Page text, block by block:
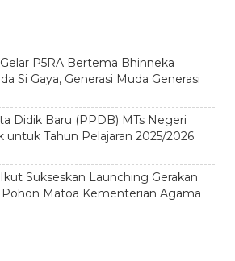
P5RA Bertema Bhinneka
Si Gaya, Generasi Muda Generasi
Didik Baru (PPDB) MTs Negeri
untuk Tahun Pelajaran 2025/2026
Sukseskan Launching Gerakan
Pohon Matoa Kementerian Agama